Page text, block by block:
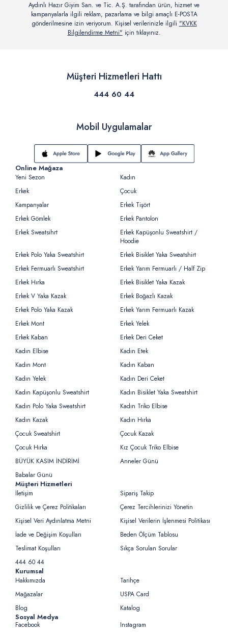
Aydınlı Hazır Giyim San. ve Tic. A.Ş. tarafından ürün, hizmet ve
kampanyalarla ilgili reklam, pazarlama ve bilgi amaçlı E-POSTA
gönderilmesine izin veriyorum. Kişisel verilerinizle ilgili "KVKK
Bilgilendirme Metni" için tıklayınız.
Müşteri Hizmetleri Hattı
444 60 44
Mobil Uygulamalar
Online Mağaza
Yeni Sezon
Kadın
Erkek
Çocuk
Kampanyalar
Erkek Tişört
Erkek Gömlek
Erkek Pantolon
Erkek Sweatsihrt
Erkek Kapüşonlu Sweatshirt /
Hoodie
Erkek Polo Yaka Sweatshirt
Erkek Bisiklet Yaka Sweatshirt
Erkek Fermuarlı Sweatshirt
Erkek Yarım Fermuarlı / Half Zip
Erkek Hırka
Erkek Bisiklet Yaka Kazak
Erkek V Yaka Kazak
Erkek Boğazlı Kazak
Erkek Polo Yaka Kazak
Erkek Yarım Fermuarlı Kazak
Erkek Mont
Erkek Yelek
Erkek Kaban
Erkek Deri Ceket
Kadın Elbise
Kadın Etek
Kadın Mont
Kadın Kaban
Kadın Yelek
Kadın Deri Ceket
Kadın Kapüşonlu Sweatshirt
Kadın Bisiklet Yaka Sweatshirt
Kadın Polo Yaka Sweatshirt
Kadın Triko Elbise
Kadın Kazak
Kadın Hırka
Çocuk Sweatshirt
Çocuk Kazak
Çocuk Hırka
Kız Çocuk Triko Elbise
BÜYÜK KASIM İNDİRİMİ
Anneler Günü
Babalar Günü
Müşteri Hizmetleri
İletişim
Sipariş Takip
Gizlilik ve Çerez Politikaları
Çerez Tercihlerinizi Yönetin
Kişisel Veri Aydınlatma Metni
Kişisel Verilerin İşlenmesi Politikası
İade ve Değişim Koşulları
Beden Ölçüm Tablosu
Teslimat Koşulları
Sıkça Sorulan Sorular
444 60 44
Kurumsal
Hakkımızda
Tarihçe
Mağazalar
USPA Card
Blog
Katalog
Sosyal Medya
Facebook
Instagram